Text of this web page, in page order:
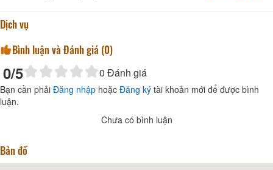
Dịch vụ
Bình luận và Đánh giá (0)
0/5 0 Đánh giá
Bạn cần phải Đăng nhập hoặc Đăng ký tài khoản mới để được bình
luận.
Chưa có bình luận
Bản đồ